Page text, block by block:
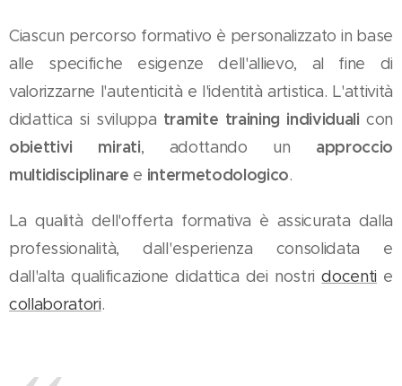
Ciascun percorso formativo è personalizzato in base
alle specifiche esigenze dell'allievo, al fine di
valorizzarne l'autenticità e l'identità artistica. L'attività
didattica si sviluppa tramite training individuali con
obiettivi mirati, adottando un approccio
multidisciplinare e intermetodologico.
La qualità dell'offerta formativa è assicurata dalla
professionalità, dall'esperienza consolidata e
dall'alta qualificazione didattica dei nostridocenti e
collaboratori.